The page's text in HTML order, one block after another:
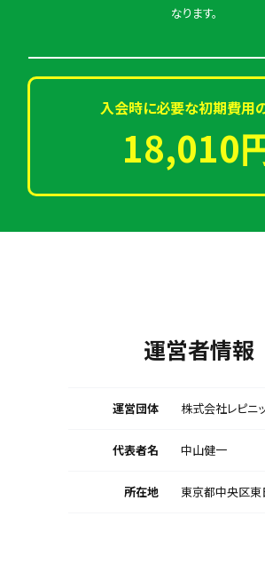
なります。
入会時に必要な初期費用
18,010
運営者情報
運営団体 株式会社レピニ
代表者名 中山健一
所在地 東京都中央区